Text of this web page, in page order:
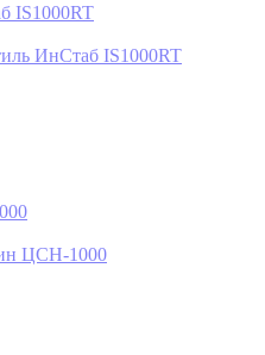
ИнСтаб IS1000RT
ЦСН-1000